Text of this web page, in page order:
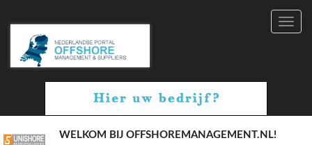
WELKOM BIJ OFFSHOREMANAGEMENT.NL!